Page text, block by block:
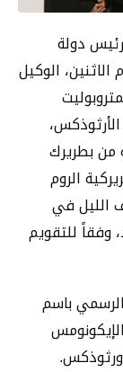
نائب رئيس دولة
الوكيل
من بطريرك
الروم
الليل في
وفقاً للتقويم
باسم